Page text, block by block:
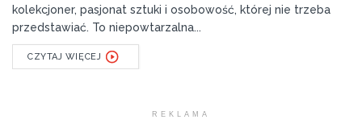
kolekcjoner, pasjonat sztuki i osobowość, której nie trzeba
przedstawiać. To niepowtarzalna...
CZYTAJ WIĘCEJ
REKLAMA